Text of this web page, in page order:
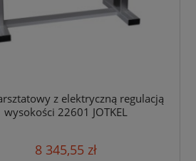
z elektryczną regulacją
wysokości 22601 JOTKEL
8 345,55 zł